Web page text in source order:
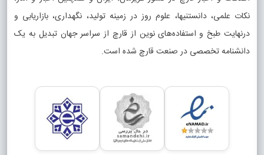
نکات علمی، دانستنیها، علوم روز در زمینه تولید، نگهداری، بازاریابی و
درنهایت طبخ و استفاده‌های نوین از قارچ از سراسر جهان تبدیل به یک
دانشنامه تخصصی در صنعت قارچ شده است.